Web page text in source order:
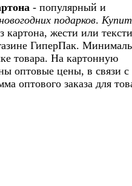
- популярный и
подарков.
картона, жести или
ГиперПак.
товара. На картонную
оптовые цены, в связи с
оптового заказа для